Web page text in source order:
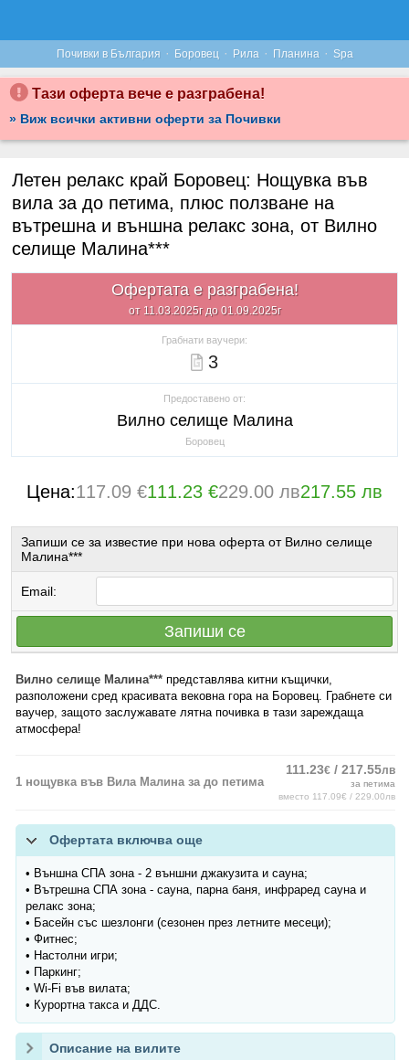
Почивки в България · Боровец · Рила · Планина · Spa
Тази оферта вече е разграбена!
» Виж всички активни оферти за Почивки
Летен релакс край Боровец: Нощувка във
вила за до петима, плюс ползване на
вътрешна и външна релакс зона, от Вилно
селище Малина***
Офертата е разграбена!
от 11.03.2025г до 01.09.2025г
Грабнати ваучери:
3
Предоставено от:
Вилно селище Малина
Боровец
Цена:117.09 €111.23 €229.00 лв217.55 лв
Запиши се за известие при нова оферта от Вилно селище
Малина***
Email:
Запиши се
Вилно селище Малина*** представлява китни къщички,
разположени сред красивата вековна гора на Боровец. Грабнете си
ваучер, защото заслужавате лятна почивка в тази зареждаща
атмосфера!
1 нощувка във Вила Малина за до петима
111.23€ / 217.55лв
за петима
вместо 117.09€ / 229.00лв
Офертата включва още
• Външна СПА зона - 2 външни джакузита и сауна;
• Вътрешна СПА зона - сауна, парна баня, инфраред сауна и
релакс зона;
• Басейн със шезлонги (сезонен през летните месеци);
• Фитнес;
• Настолни игри;
• Паркинг;
• Wi-Fi във вилата;
• Курортна такса и ДДС.
Описание на вилите